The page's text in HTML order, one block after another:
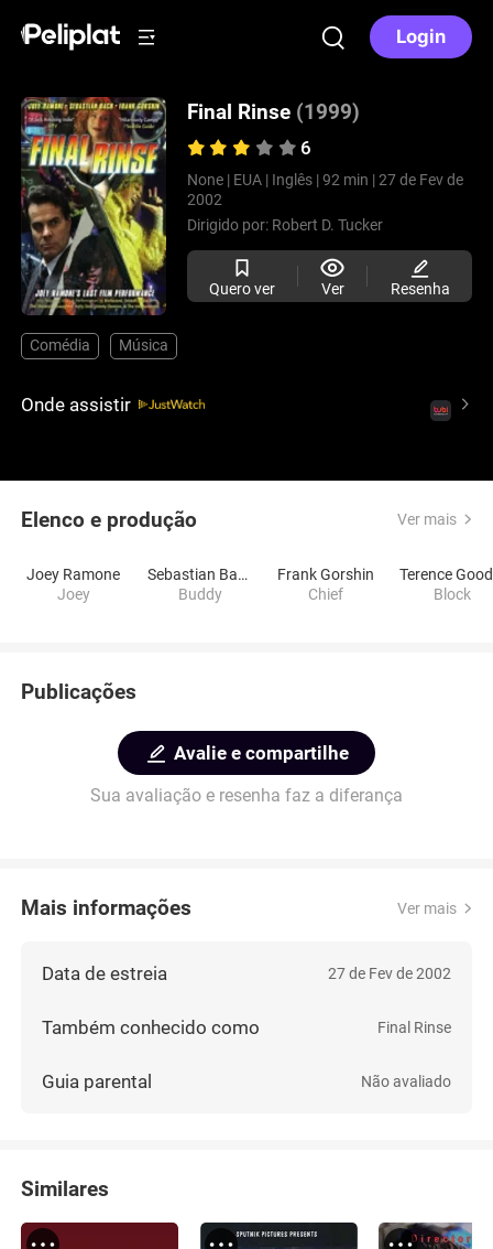
Login
Final Rinse (1999)
6
None | EUA | Inglês | 92 min | 27 de Fev de
2002
Dirigido por: Robert D. Tucker
Quero ver Ver Resenha
Comédia Música
Onde assistir
Elenco e produção Ver mais
Joey Ramone
Joey
Sebastian Bach
Buddy
Frank Gorshin
Chief
Block
Publicações
Avalie e compartilhe
Sua avaliação e resenha faz a diferança
Mais informações Ver mais
Data de estreia 27 de Fev de 2002
Também conhecido como Final Rinse
Guia parental Não avaliado
Similares